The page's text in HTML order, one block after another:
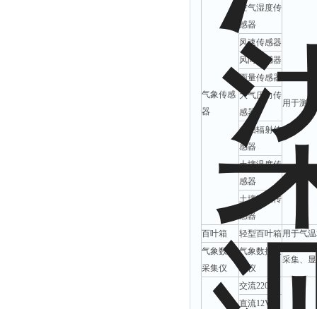
气象传感
器
用于测
空气湿度传
感器
风速传感器
风向传感器
雨量传感器
大气压力传
感器
太阳辐射传
感器
土壤温度传
感器
土壤湿度传
感器
百叶箱
轻型百叶箱 用于气
气象数据
采集仪
气象数据采
集仪
采集、
交流220V
直流12V